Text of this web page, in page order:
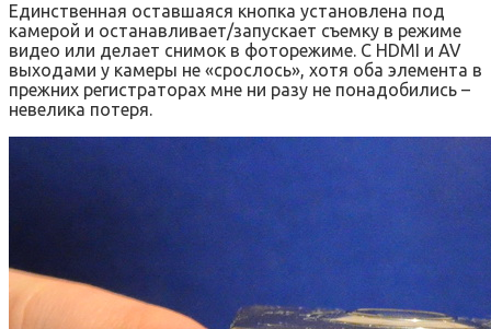
Единственная оставшаяся кнопка установлена под
камерой и останавливает/запускает съемку в режиме
видео или делает снимок в фоторежиме. С HDMI и AV
выходами у камеры не «срослось», хотя оба элемента в
прежних регистраторах мне ни разу не понадобились –
невелика потеря.